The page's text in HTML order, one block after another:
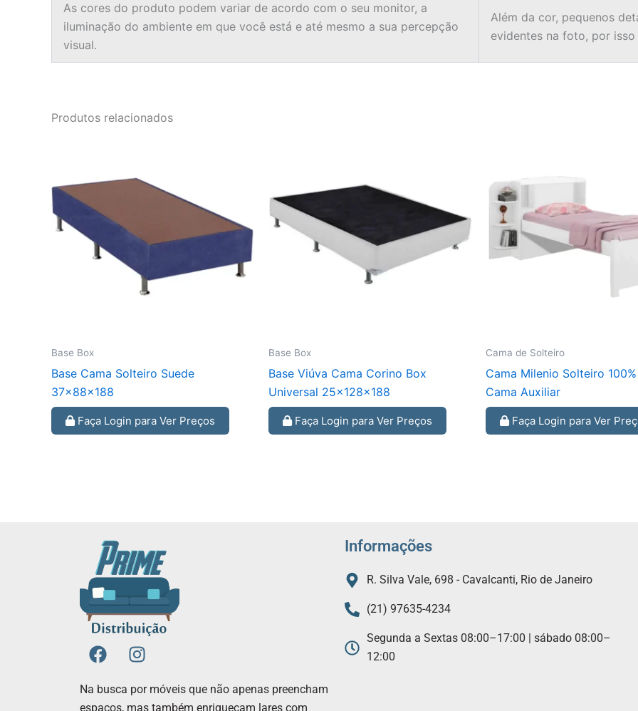
As cores do produto podem variar de acordo com o seu monitor, a
iluminação do ambiente em que você está e até mesmo a sua percepção
visual.
Além da cor, pequenos
evidentes na foto, por
Produtos relacionados
Base Box
Base Cama Solteiro Suede
37x88x188
Faça Login para Ver Preços
Base Box
Base Viúva Cama Corino Box
Universal 25x128x188
Faça Login para Ver Preços
Cama de Solteiro
Cama Milenio Solteiro
Cama Auxiliar
Faça Login para Ver
F
a
c
e
I
n
t
Na busca por móveis que não apenas preencham
espaços, mas também enriqueçam lares com
Informações
R. Silva Vale, 698 - Cavalcanti, Rio de Janeiro
(21) 97635-4234
Segunda a Sextas 08:00–17:00 | sábado 08:00–
12:00